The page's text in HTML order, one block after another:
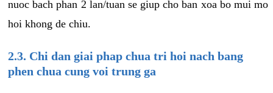
nuoc bach phan 2 lan/tuan se giup cho ban xoa bo mui mo
hoi khong de chiu.
2.3. Chi dan giai phap chua tri hoi nach bang
phen chua cung voi trung ga